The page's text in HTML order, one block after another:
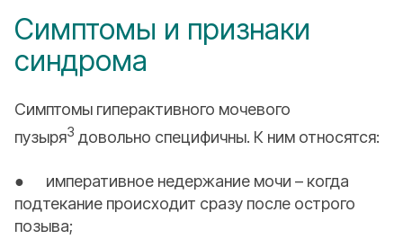
Симптомы и признаки
синдрома
Симптомы гиперактивного мочевого
пузыря3 довольно специфичны. К ним относятся:
● императивное недержание мочи – когда
подтекание происходит сразу после острого
позыва;